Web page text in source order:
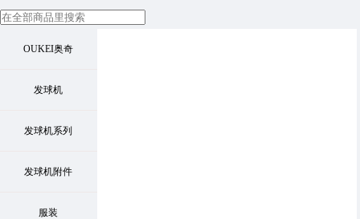
OUKEI奥奇
发球机
发球机系列
发球机附件
服装